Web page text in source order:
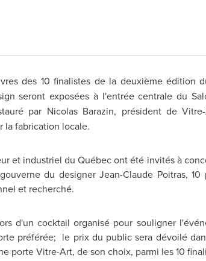
des 10 finalistes de la deuxième édition
seront exposées à l'entrée centrale du
par Nicolas Barazin, président de
la fabrication locale.
et industriel du Québec ont été invités à
du designer Jean-Claude Poitras,
et recherché.
d'un cocktail organisé pour souligner
préférée; le prix du public sera dévoilé
porte Vitre-Art, de son choix, parmi les 10